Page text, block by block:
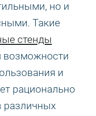
но и
Такие
стенды
возможности
и
рационально
различных